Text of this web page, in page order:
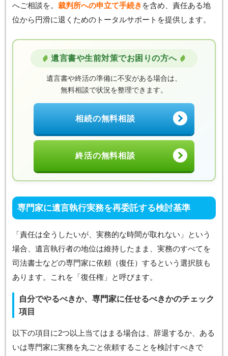
へご相談を。 裁判所への申立て手続き を含め、責任ある地
位から円滑に退くためのトータルサポートを提供します。
遺言書や生前対策でお困りの方へ
遺言書や終活の準備に不安がある場合は、
無料相談で状況を整理できます。
相続の無料相談
終活の無料相談
専門家に遺言執行実務を再委託する検討基準
「責任は全うしたいが、実務的な時間が取れない」という
場合、遺言執行者の地位は維持したまま、実務のすべてを
司法書士などの専門家に依頼（復任）するという選択肢も
あります。これを「復任権」と呼びます。
自分でやるべきか、専門家に任せるべきかのチェック
項目
以下の項目に2つ以上当てはまる場合は、辞退するか、ある
いは専門家に実務を丸ごと依頼することを検討すべきで